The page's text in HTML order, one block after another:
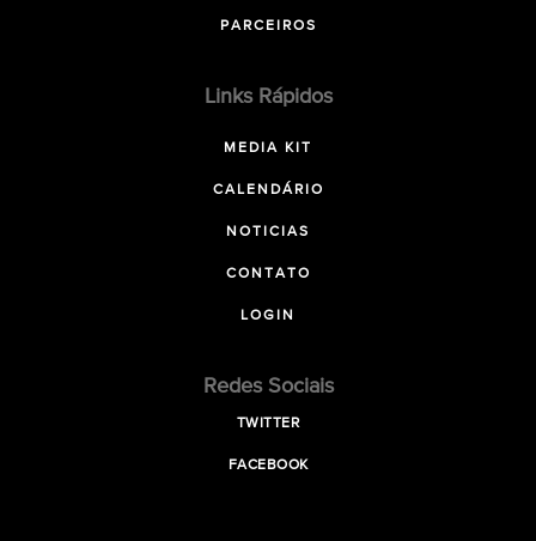
PARCEIROS
Links Rápidos
MEDIA KIT
CALENDÁRIO
NOTICIAS
CONTATO
LOGIN
Redes Sociais
TWITTER
FACEBOOK